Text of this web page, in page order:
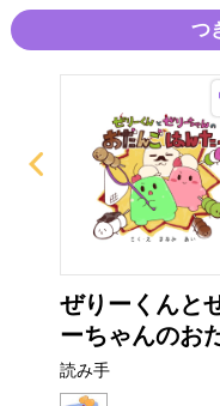
つ
ぜりーくんと
ーちゃんのお
読み手